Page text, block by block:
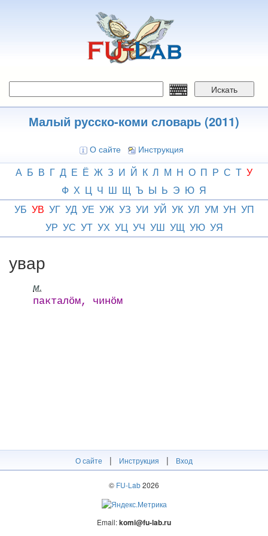
Искать
Малый русско-коми словарь (2011)
О сайте Инструкция
А Б В Г Д Е Ё Ж З И Й К Л М Н О П Р С Т У
Ф Х Ц Ч Ш Щ Ъ Ы Ь Э Ю Я
УБ УВ УГ УД УЕ УЖ УЗ УИ УЙ УК УЛ УМ УН УП
УР УС УТ УХ УЦ УЧ УШ УЩ УЮ УЯ
увар
м.
пакталӧм, чинӧм
О сайте | Инструкция | Вход
© FU-Lab2026
Email:komi@fu-lab.ru